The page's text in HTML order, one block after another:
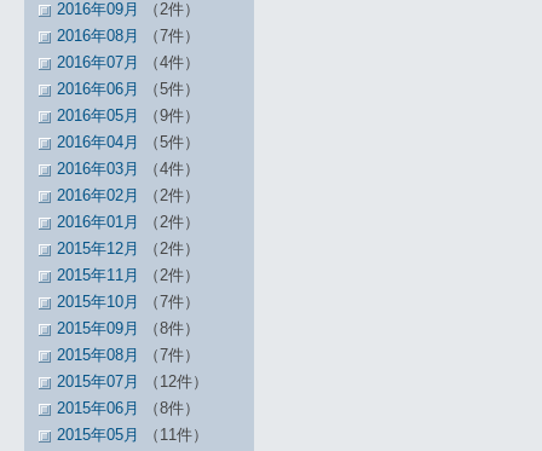
2016年09月
（2件）
2016年08月
（7件）
2016年07月
（4件）
2016年06月
（5件）
2016年05月
（9件）
2016年04月
（5件）
2016年03月
（4件）
2016年02月
（2件）
2016年01月
（2件）
2015年12月
（2件）
2015年11月
（2件）
2015年10月
（7件）
2015年09月
（8件）
2015年08月
（7件）
2015年07月
（12件）
2015年06月
（8件）
2015年05月
（11件）